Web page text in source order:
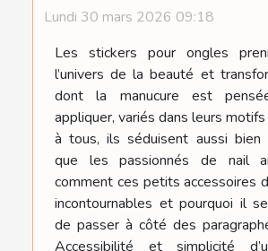
Lundi 30 mars 2026 09:18
Les stickers pour ongles
l’univers de la beauté et
dont la manucure est
appliquer, variés dans leurs
à tous, ils séduisent aussi bien
que les passionnés de nail
comment ces petits accessoires
incontournables et pourquoi il
de passer à côté des
Accessibilité et simplicité